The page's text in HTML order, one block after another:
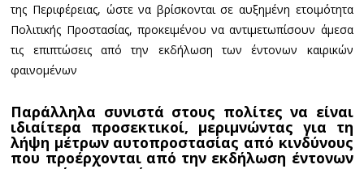
της Περιφέρειας, ώστε να βρίσκονται σε αυξημένη ετοιμότητα
Πολιτικής Προστασίας, προκειμένου να αντιμετωπίσουν άμεσα
τις επιπτώσεις από την εκδήλωση των έντονων καιρικών
φαινομένων
Παράλληλα συνιστά στους πολίτες να είναι
ιδιαίτερα προσεκτικοί, μεριμνώντας για τη
λήψη μέτρων αυτοπροστασίας από κινδύνους
που προέρχονται από την εκδήλωση έντονων